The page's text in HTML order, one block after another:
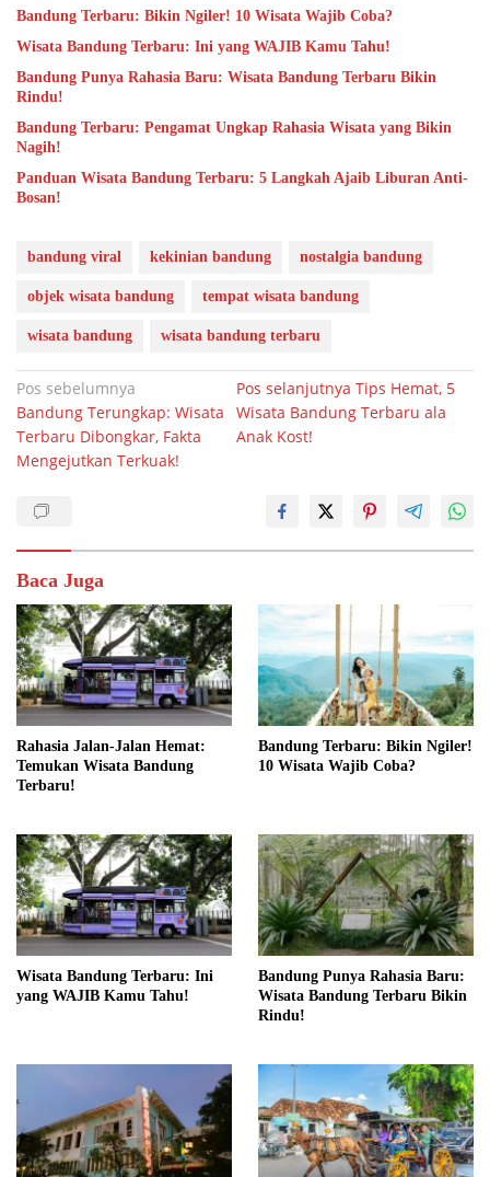
Bandung Terbaru: Bikin Ngiler! 10 Wisata Wajib Coba?
Wisata Bandung Terbaru: Ini yang WAJIB Kamu Tahu!
Bandung Punya Rahasia Baru: Wisata Bandung Terbaru Bikin
Rindu!
Bandung Terbaru: Pengamat Ungkap Rahasia Wisata yang Bikin
Nagih!
Panduan Wisata Bandung Terbaru: 5 Langkah Ajaib Liburan Anti-
Bosan!
bandung viral kekinian bandung nostalgia bandung
objek wisata bandung tempat wisata bandung
wisata bandung wisata bandung terbaru
Navigasi
pos
Pos sebelumnya
Bandung Terungkap: Wisata
Terbaru Dibongkar, Fakta
Mengejutkan Terkuak!
Pos selanjutnya Tips Hemat, 5
Wisata Bandung Terbaru ala
Anak Kost!
Baca Juga
Rahasia Jalan-Jalan Hemat:
Temukan Wisata Bandung
Terbaru!
Bandung Terbaru: Bikin Ngiler!
10 Wisata Wajib Coba?
Wisata Bandung Terbaru: Ini
yang WAJIB Kamu Tahu!
Bandung Punya Rahasia Baru:
Wisata Bandung Terbaru Bikin
Rindu!